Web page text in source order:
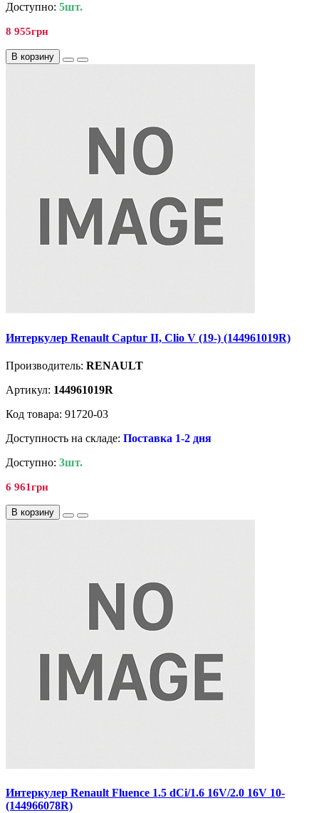
Доступно: 5шт.
8 955грн
В корзину
Интеркулер Renault Captur II, Clio V (19-) (144961019R)
Производитель: RENAULT
Артикул: 144961019R
Код товара: 91720-03
Доступность на складе: Поставка 1-2 дня
Доступно: 3шт.
6 961грн
В корзину
Интеркулер Renault Fluence 1.5 dCi/1.6 16V/2.0 16V 10-
(144966078R)